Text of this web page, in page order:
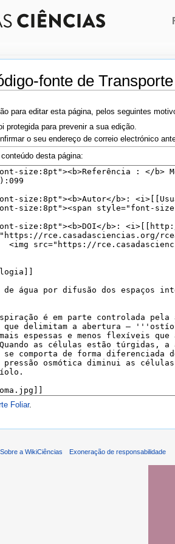
fonte de
para editar esta página, pelos seguintes
protegida para prevenir a sua edição.
o seu endereço de correio electrónico
desta página:
Foliar.
Sobre a WikiCiências Exoneração de responsabilidade